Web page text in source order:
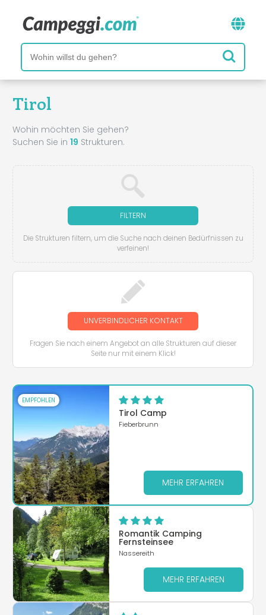
Tirol
Wohin möchten Sie gehen?
Suchen Sie in 19 Strukturen.
FILTERN
Die Strukturen filtern, um die Suche nach deinen Bedürfnissen zu
verfeinen!
UNVERBINDLICHER KONTAKT
Fragen Sie nach einem Angebot an alle Strukturen auf dieser
Seite nur mit einem Klick!
EMPFOHLEN
Tirol Camp
Fieberbrunn
MEHR ERFAHREN
Romantik Camping
Fernsteinsee
Nassereith
MEHR ERFAHREN